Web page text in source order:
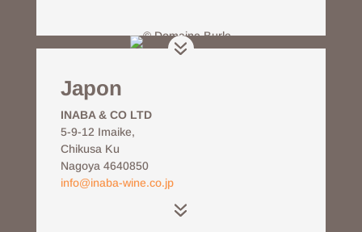
Japon
INABA & CO LTD
5-9-12 Imaike,
Chikusa Ku
Nagoya 4640850
info@inaba-wine.co.jp